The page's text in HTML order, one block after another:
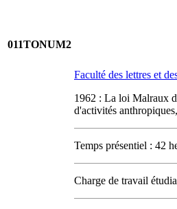
011TONUM2
Faculté des lettres et
1962 : La loi Malraux
d'activités
Temps présentiel : 42
Charge de travail